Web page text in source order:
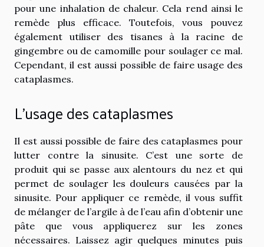
pour une inhalation de chaleur. Cela rend ainsi le
remède plus efficace. Toutefois, vous pouvez
également utiliser des tisanes à la racine de
gingembre ou de camomille pour soulager ce mal.
Cependant, il est aussi possible de faire usage des
cataplasmes.
L’usage des cataplasmes
Il est aussi possible de faire des cataplasmes pour
lutter contre la sinusite. C’est une sorte de
produit qui se passe aux alentours du nez et qui
permet de soulager les douleurs causées par la
sinusite. Pour appliquer ce remède, il vous suffit
de mélanger de l’argile à de l’eau afin d’obtenir une
pâte que vous appliquerez sur les zones
nécessaires. Laissez agir quelques minutes puis